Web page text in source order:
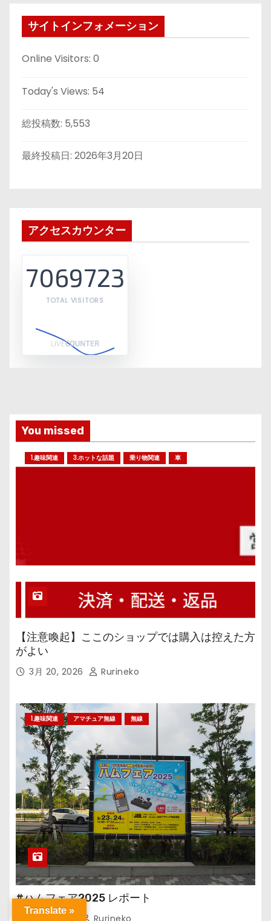
サイトインフォメーション
Online Visitors: 0
Today's Views: 54
総投稿数: 5,553
最終投稿日: 2026年3月20日
アクセスカウンター
7069723
TOTAL VISITORS
You missed
1.趣味関連 3.ホットな話題 乗り物関連 車
【注意喚起】ここのショップでは購入は控えた方
がよい
3月 20, 2026 Rurineko
1.趣味関連 アマチュア無線 無線
#ハムフェア2025 レポート
Rurineko
Translate »